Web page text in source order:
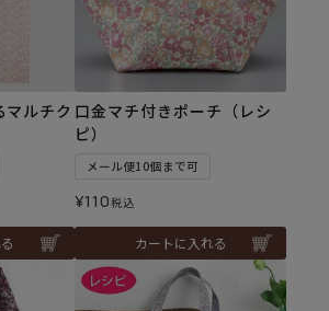
ルチク 口金マチ付きポーチ（レシ
ピ）
メール便10個まで可
¥110税込
カートに入れる